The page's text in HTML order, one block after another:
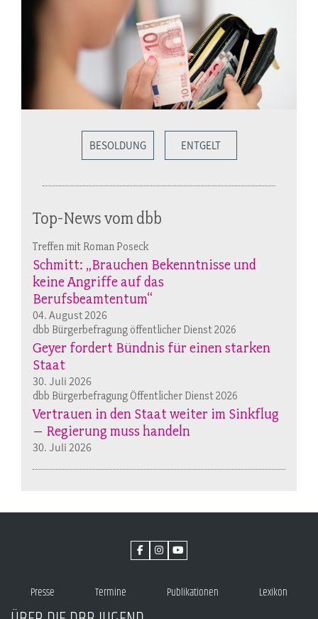
BESOLDUNG ENTGELT
Top-News vom dbb
Treffen mit Roman Poseck
Schmitt: „Brauchen Bekenntnisse und
keine Angriffe auf das
Berufsbeamtentum“
04. August 2026
dbb Bürgerbefragung öffentlicher Dienst 2026
Geyer fordert Bündnis für einen starken
Staat
30. Juli 2026
dbb Bürgerbefragung Öffentlicher Dienst 2026
Vertrauen in den Staat weiter im Sinkflug
– Regierung muss handeln
30. Juli 2026
Presse Termine Publikationen Lexikon